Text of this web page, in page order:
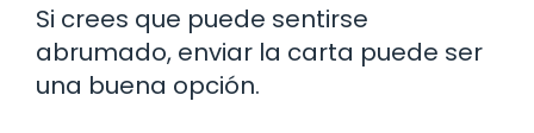
Si crees que puede sentirse
abrumado, enviar la carta puede ser
una buena opción.